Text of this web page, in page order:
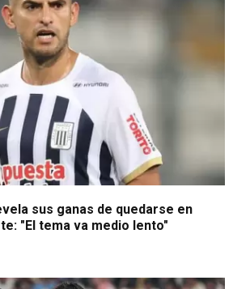
sus ganas de quedarse en
"El tema va medio lento"